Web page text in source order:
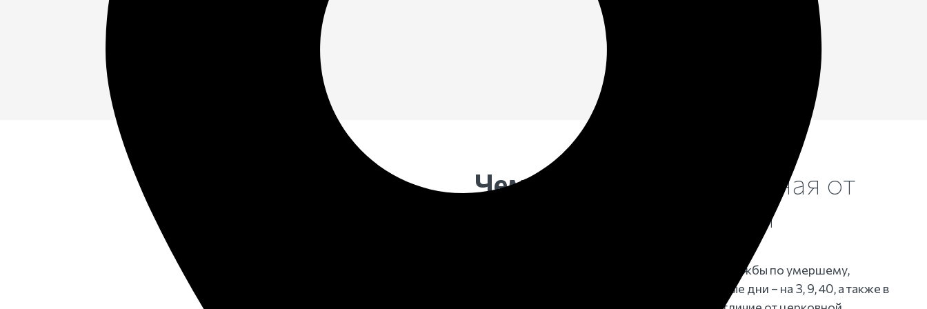
Чем отличается
церковная от
гражданской панихиды
Панихида в христианстве — вид церковной службы по умершему,
проводимой в день смерти и в особо значимые дни – на 3, 9, 40, а также в